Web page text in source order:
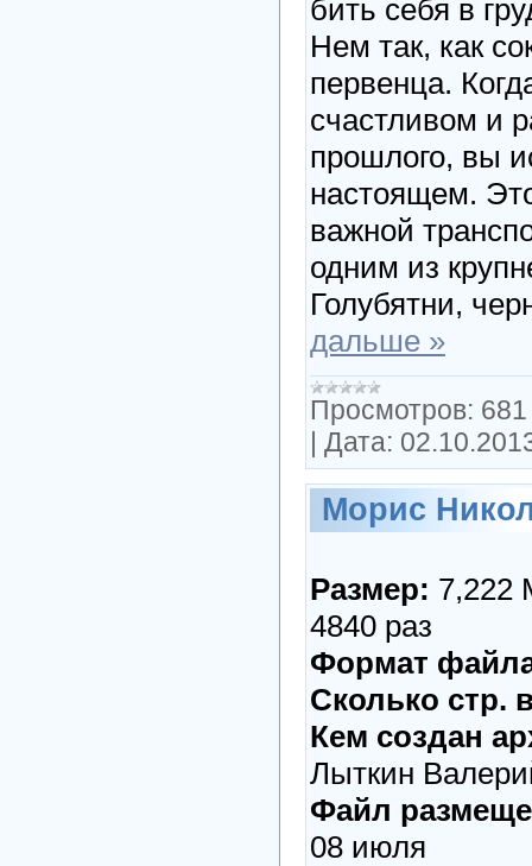
бить себя в
Нем так, как
первенца.
счастливом и
прошлого, вы
настоящем.
важной
одним из
Голубятни,
дальше »
Просмотров: 681
| Дата:
Морис
Размер: 7,222
4840 раз
Формат
Сколько стр.
Кем создан
Лыткин
Файл
08 июля